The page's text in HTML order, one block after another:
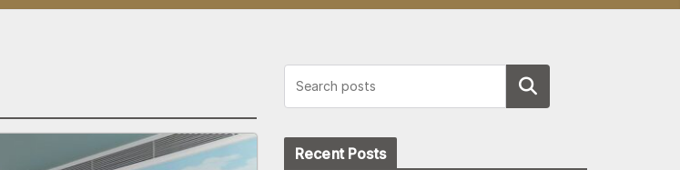
Search
Recent Posts